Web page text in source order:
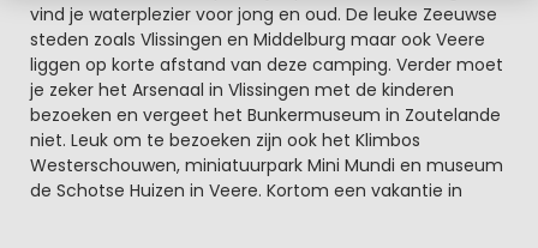
vind je waterplezier voor jong en oud. De leuke Zeeuwse
steden zoals Vlissingen en Middelburg maar ook Veere
liggen op korte afstand van deze camping. Verder moet
je zeker het Arsenaal in Vlissingen met de kinderen
bezoeken en vergeet het Bunkermuseum in Zoutelande
niet. Leuk om te bezoeken zijn ook het Klimbos
Westerschouwen, miniatuurpark Mini Mundi en museum
de Schotse Huizen in Veere. Kortom een vakantie in